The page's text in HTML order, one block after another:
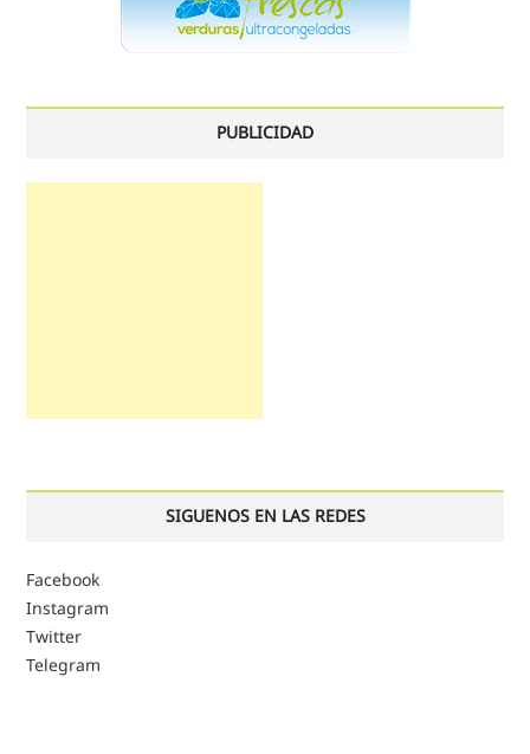
PUBLICIDAD
SIGUENOS EN LAS REDES
Facebook
Instagram
Twitter
Telegram